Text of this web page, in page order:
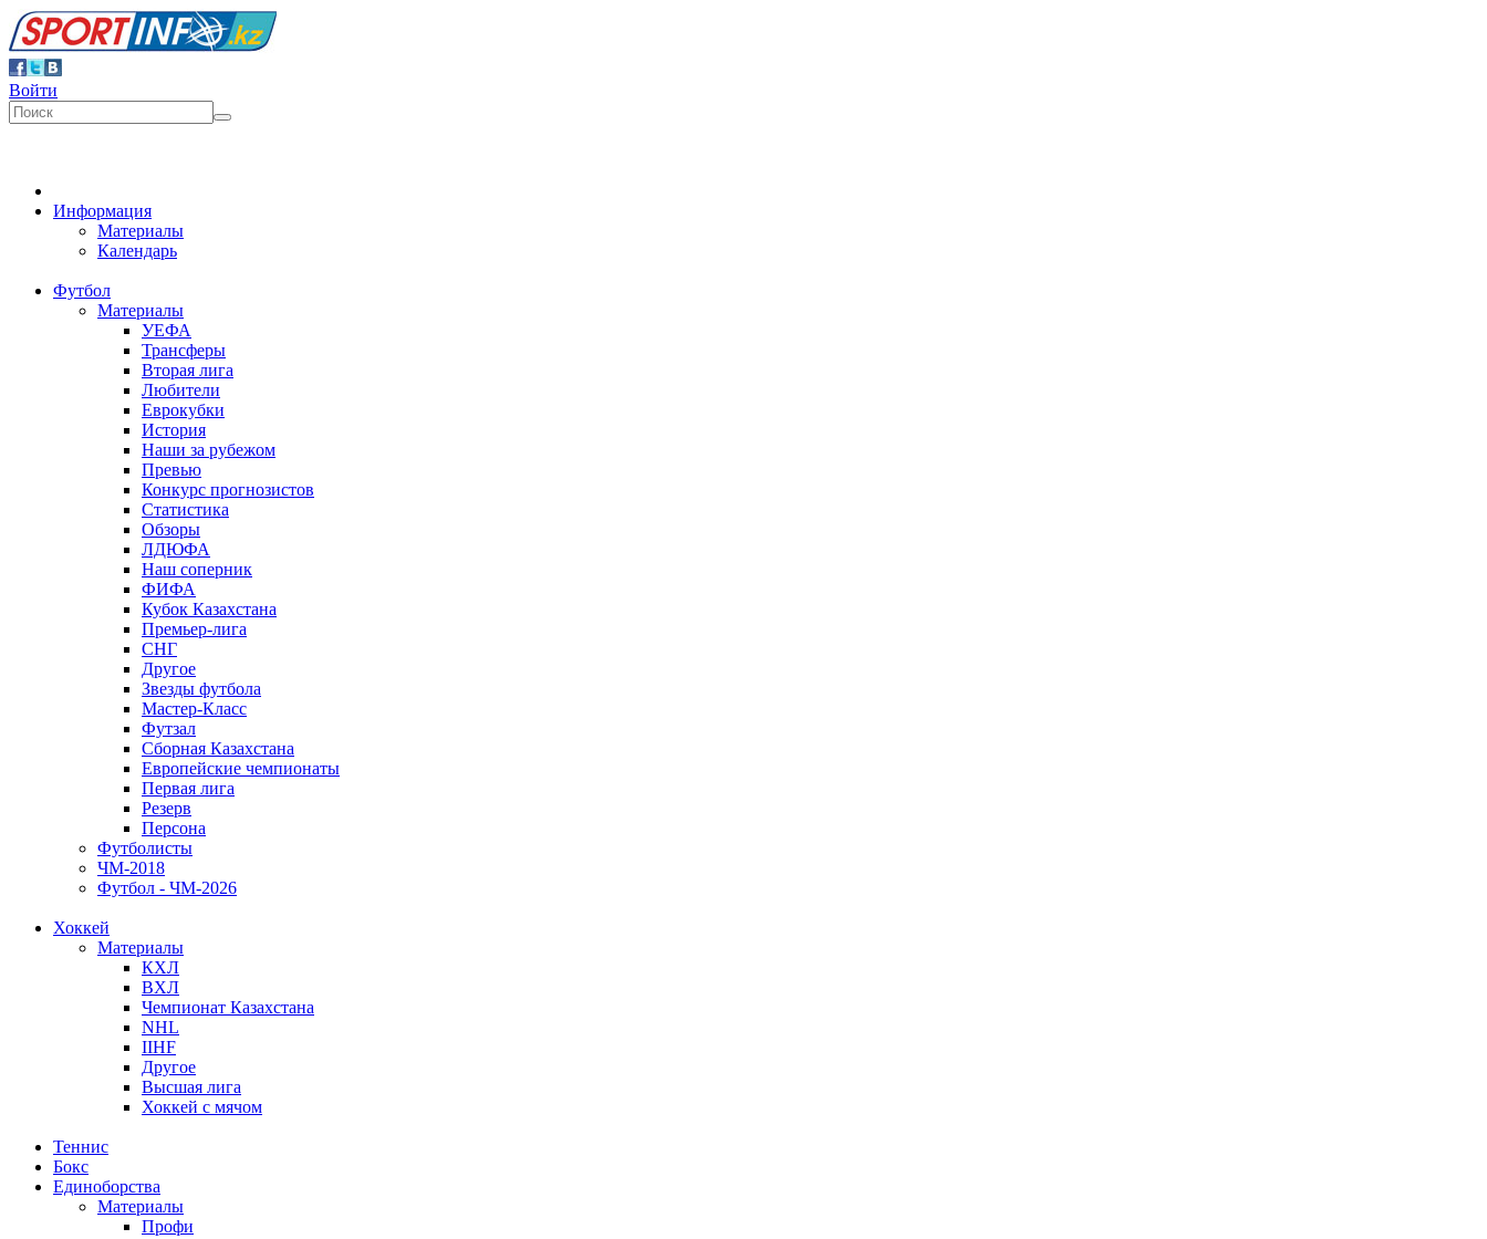
Войти
Информация
Материалы
Календарь
Футбол
Материалы
УЕФА
Трансферы
Вторая лига
Любители
Еврокубки
История
Наши за рубежом
Превью
Конкурс прогнозистов
Статистика
Обзоры
ЛДЮФА
Наш соперник
ФИФА
Кубок Казахстана
Премьер-лига
СНГ
Другое
Звезды футбола
Мастер-Класс
Футзал
Сборная Казахстана
Европейские чемпионаты
Первая лига
Резерв
Персона
Футболисты
ЧМ-2018
Футбол - ЧМ-2026
Хоккей
Материалы
КХЛ
ВХЛ
Чемпионат Казахстана
NHL
IIHF
Другое
Высшая лига
Хоккей с мячом
Теннис
Бокс
Единоборства
Материалы
Профи